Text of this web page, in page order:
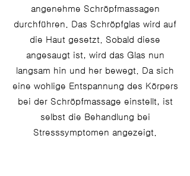
angenehme Schröpfmassagen
durchführen. Das Schröpfglas wird auf
die Haut gesetzt. Sobald diese
angesaugt ist, wird das Glas nun
langsam hin und her bewegt. Da sich
eine wohlige Entspannung des Körpers
bei der Schröpfmassage einstellt, ist
selbst die Behandlung bei
Stresssymptomen angezeigt.